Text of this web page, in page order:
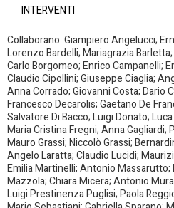
INTERVENTI
Collaborano: Giampiero Angelucci;
Lorenzo Bardelli; Mariagrazia
Carlo Borgomeo; Enrico Campanelli;
Claudio Cipollini; Giuseppe Ciaglia;
Anna Corrado; Giovanni Costa; Dario
Francesco Decarolis; Gaetano De
Salvatore Di Bacco; Luigi Donato;
Maria Cristina Fregni; Anna Gagliardi;
Mauro Grassi; Niccolò Grassi;
Angelo Laratta; Claudio Lucidi;
Emilia Martinelli; Antonio Massarutto;
Mazzola; Chiara Micera; Antonio
Luigi Prestinenza Puglisi; Paola